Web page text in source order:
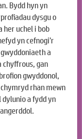
Bydd hyn yn
dysgu o
her uchel i bob
yn cefnogi’r
a
chyffrous, gan
gwyddonol,
rhan mewn
a fydd yn